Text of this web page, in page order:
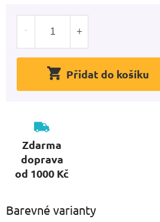
Přidat do košíku
Zdarma
doprava
od 1000 Kč
Barevné varianty